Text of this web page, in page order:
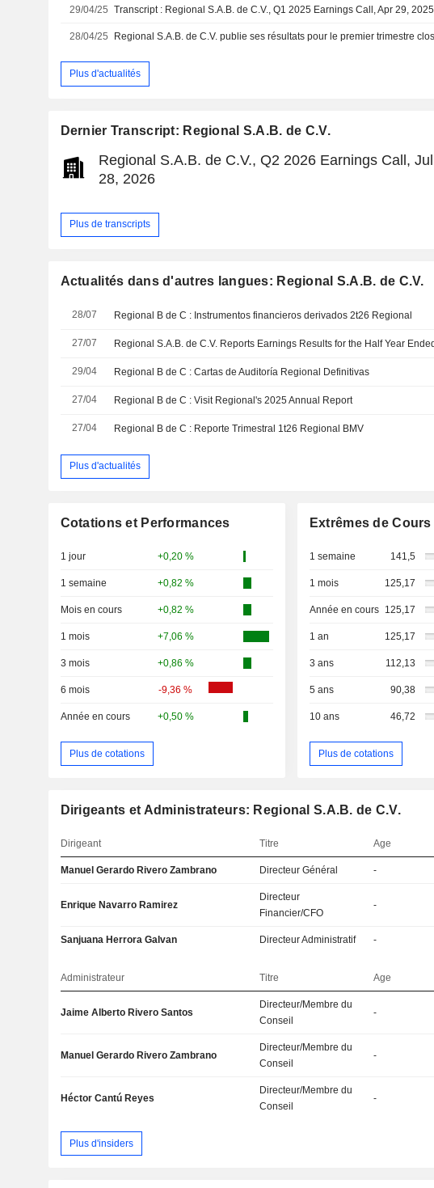
29/04/25 Transcript : Regional S.A.B. de C.V., Q1 2025 Earnings Call, Apr 29, 2025
28/04/25
Plus d'actualités
Dernier Transcript: Regional S.A.B. de C.V.
Regional S.A.B. de C.V., Q2 2026 Earnings Call, Jul
28, 2026
Plus de transcripts
Actualités dans d'autres langues: Regional S.A.B. de C.V.
28/07 Regional B de C : Instrumentos financieros derivados 2t26 Regional
27/07
29/04 Regional B de C : Cartas de Auditoría Regional Definitivas
27/04 Regional B de C : Visit Regional's 2025 Annual Report
27/04 Regional B de C : Reporte Trimestral 1t26 Regional BMV
Plus d'actualités
Cotations et Performances
1 jour +0,20 %
1 semaine +0,82 %
Mois en cours +0,82 %
1 mois +7,06 %
3 mois +0,86 %
6 mois -9,36 %
Année en cours +0,50 %
Plus de cotations
Extrêmes de Cours
1 semaine 141,5
1 mois 125,17
Année en cours 125,17
1 an 125,17
3 ans 112,13
5 ans 90,38
10 ans 46,72
Plus de cotations
Dirigeants et Administrateurs: Regional S.A.B. de C.V.
Dirigeant Titre Age
Manuel Gerardo Rivero Zambrano Directeur Général -
Enrique Navarro Ramirez
Directeur
Financier/CFO
-
Sanjuana Herrora Galvan Directeur Administratif -
Administrateur Titre Age
Jaime Alberto Rivero Santos
Directeur/Membre du
Conseil
-
Manuel Gerardo Rivero Zambrano
Directeur/Membre du
Conseil
-
Héctor Cantú Reyes
Directeur/Membre du
Conseil
-
Plus d'insiders